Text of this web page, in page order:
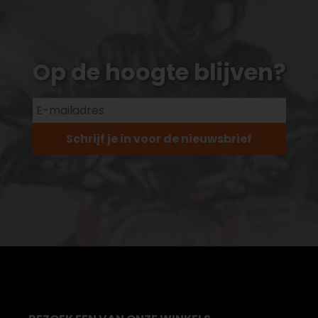
Op de hoogte blijven?
Schrijf je in voor de nieuwsbrief